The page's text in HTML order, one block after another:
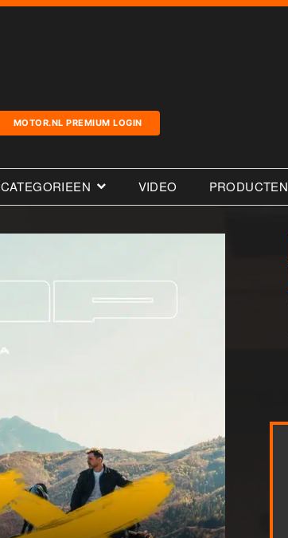
MOTOR.NL PREMIUM LOGIN
CATEGORIEEN VIDEO PRODUCTEN